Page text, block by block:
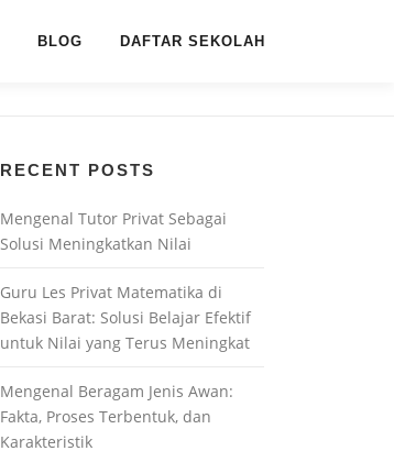
BLOG DAFTAR SEKOLAH
RECENT POSTS
Mengenal Tutor Privat Sebagai
Solusi Meningkatkan Nilai
Guru Les Privat Matematika di
Bekasi Barat: Solusi Belajar Efektif
untuk Nilai yang Terus Meningkat
Mengenal Beragam Jenis Awan:
Fakta, Proses Terbentuk, dan
Karakteristik